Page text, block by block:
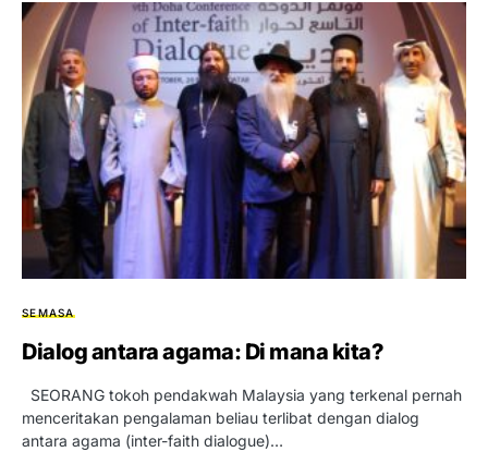
SEMASA
Dialog antara agama: Di mana kita?
SEORANG tokoh pendakwah Malaysia yang terkenal pernah
menceritakan pengalaman beliau terlibat dengan dialog
antara agama (inter-faith dialogue)…